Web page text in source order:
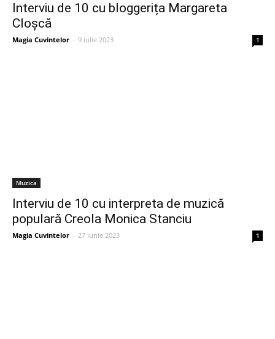
Interviu de 10 cu bloggerița Margareta
Cloșcă
Magia Cuvintelor - 9 iulie 2023 1
Muzica
Interviu de 10 cu interpreta de muzică
populară Creola Monica Stanciu
Magia Cuvintelor - 27 iunie 2023 1